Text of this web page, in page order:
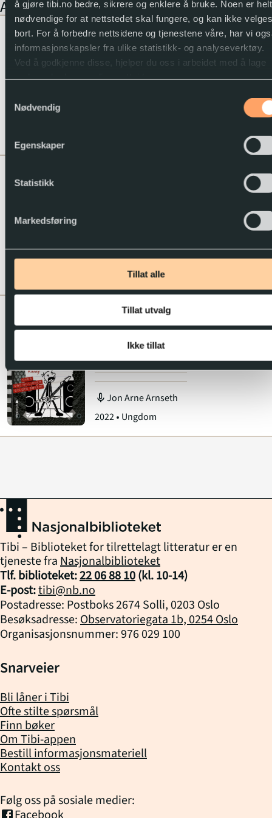
å gjøre tibi.no bedre, sikrere og enklere å bruke. Noen er helt
nødvendige for at nettstedet skal fungere, og kan ikke velges
bort. For å forbedre nettsidene og tjenestene våre, har vi
informasjonskapsler fra ulike statistikk- og analyseverktøy.
Ved å godkjenne disse, hjelper du oss i arbeidet med å lage
Du kan når som helst endre eller trekke tilbake samtykket.
Nødvendig
Egenskaper
Statistikk
Markedsføring
Tillat alle
Tillat utvalg
Ikke tillat
Andre verk som inngår i serien
Bruk huet!
Jeff Kinney
En pingles dagbok(18)
Lydbok med
E-bok
micJonas Strand Gravli
Barn
Füllstappa bleie .
17
Jeff Kinney
micJon Arne Arnseth
2022
Ungdom
Tibi – Biblioteket for tilrettelagt litteratur er en
tjeneste fraNasjonalbiblioteket
Tlf. biblioteket:22 06 88 10(kl.10-14)
E-post:tibi@nb.no
Postadresse: Postboks 2674 Solli, 0203 Oslo
Besøksadresse:Observatoriegata 1b, 0254 Oslo
Organisasjonsnummer: 976 029 100
Snarveier
Bli låner i Tibi
Ofte stilte spørsmål
Finn bøker
Om Tibi-appen
Bestill informasjonsmateriell
Kontakt oss
Følg oss på sosiale medier: